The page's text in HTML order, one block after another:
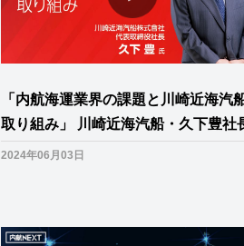
「内航海運業界の課題と川崎近海汽
取り組み」 川崎近海汽船・久下豊社
2024年06月03日